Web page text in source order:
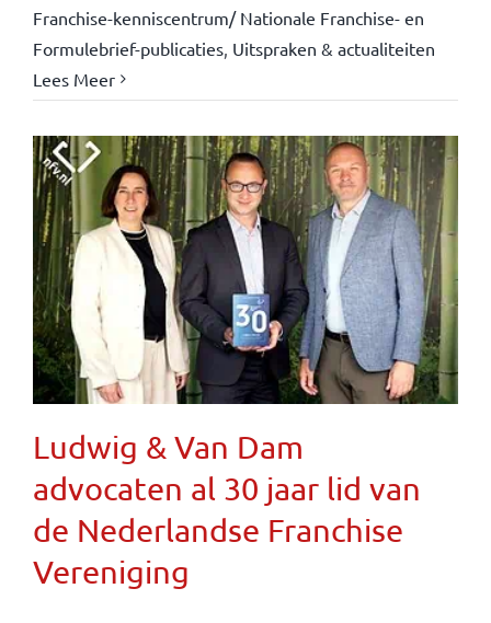
Franchise-kenniscentrum/ Nationale Franchise- en
Formulebrief-publicaties, Uitspraken & actualiteiten
Lees Meer
Ludwig & Van Dam
advocaten al 30 jaar lid van
de Nederlandse Franchise
Vereniging